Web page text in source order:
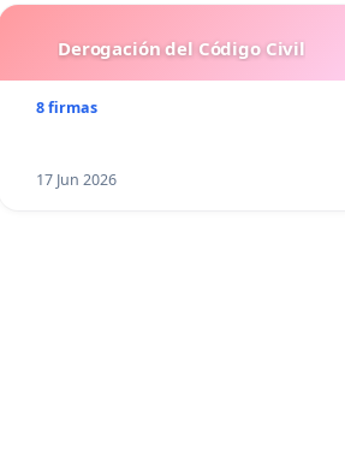
Derogación del Código Civil
8 firmas
17 Jun 2026